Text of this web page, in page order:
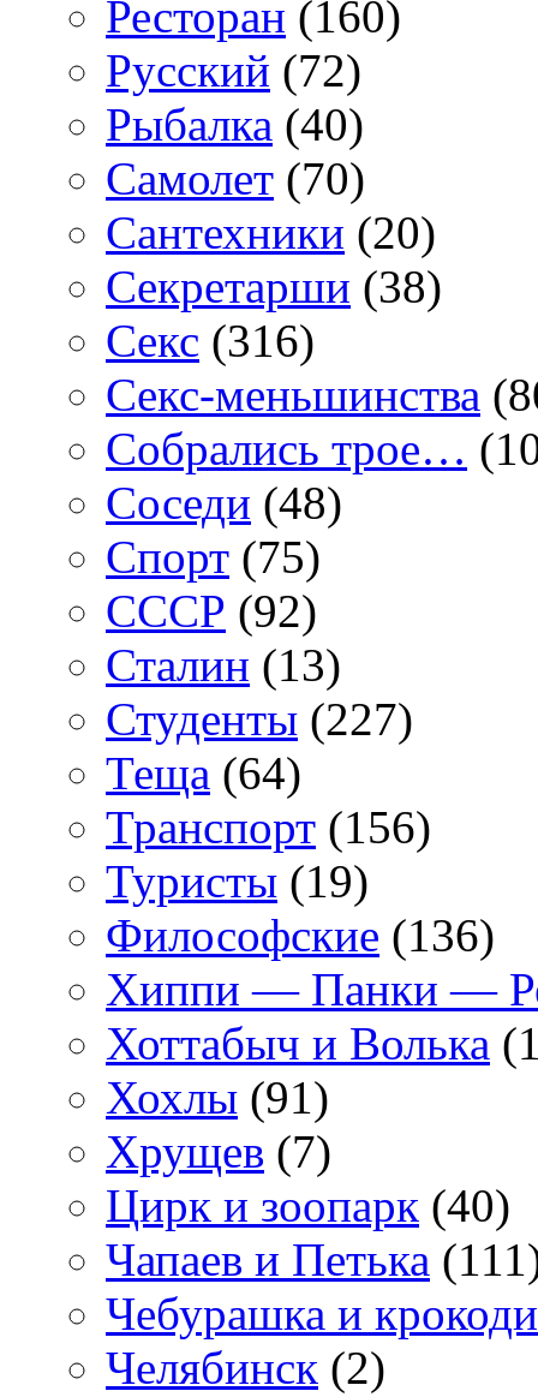
Ресторан (160)
Русский (72)
Рыбалка (40)
Самолет (70)
Сантехники (20)
Секретарши (38)
Секс (316)
Секс-меньшинства
Собрались трое…
Соседи (48)
Спорт (75)
СССР (92)
Сталин (13)
Студенты (227)
Теща (64)
Транспорт (156)
Туристы (19)
Философские (136)
Хиппи — Панки —
Хоттабыч и Волька
Хохлы (91)
Хрущев (7)
Цирк и зоопарк (40)
Чапаев и Петька
Чебурашка и
Челябинск (2)